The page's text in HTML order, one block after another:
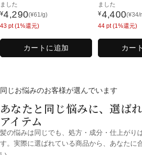
ました
通
常
価
¥4,290(¥61/g)
43 pt (1%還元)
カートに追加
ました
通
常
価
¥4,400(¥34/
44 pt (1%還元)
カー
同じお悩みのお客様が選んでいます
あなたと同じ悩みに、選ば
アイテム
髪の悩みは同じでも、処方・成分・仕上がり
す。実際に選ばれている商品から、あなたに